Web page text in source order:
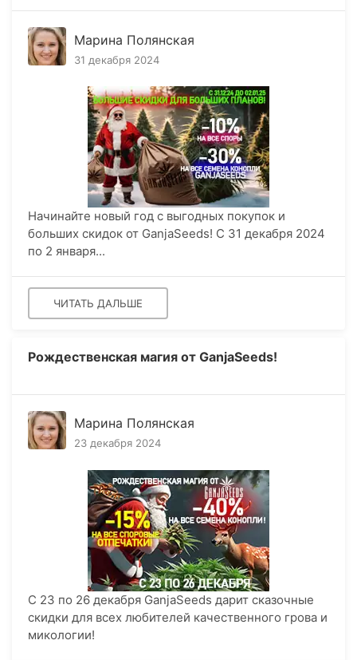
Марина Полянская
31 декабря 2024
Начинайте новый год с выгодных покупок и
больших скидок от GanjaSeeds! С 31 декабря 2024
по 2 января...
ЧИТАТЬ ДАЛЬШЕ
Рождественская магия от GanjaSeeds!
Марина Полянская
23 декабря 2024
С 23 по 26 декабря GanjaSeeds дарит сказочные
скидки для всех любителей качественного грова и
микологии!